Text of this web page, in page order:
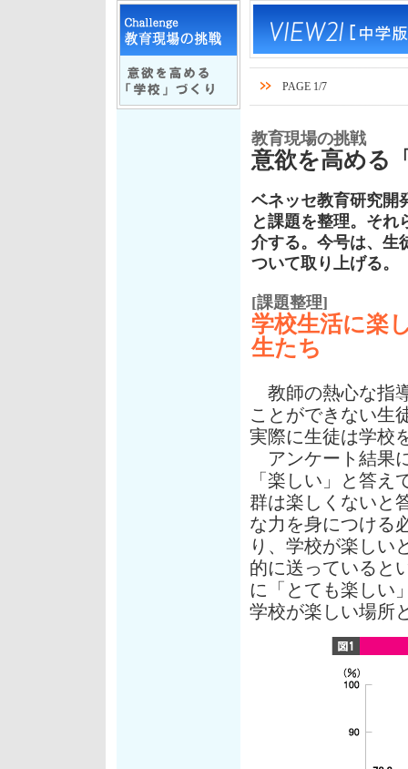
PAGE 1/7
教育現場の挑戦
意欲を高める
ベネッセ教育研究開
と課題を整理。それ
介する。今号は、生
ついて取り上げる。
[課題整理]
学校生活に楽
生たち
教師の熱心な指
ことができない生
実際に生徒は学校
アンケート結果
「楽しい」と答え
群は楽しくないと
な力を身につける
り、学校が楽しい
的に送っていると
に「とても楽しい
学校が楽しい場所